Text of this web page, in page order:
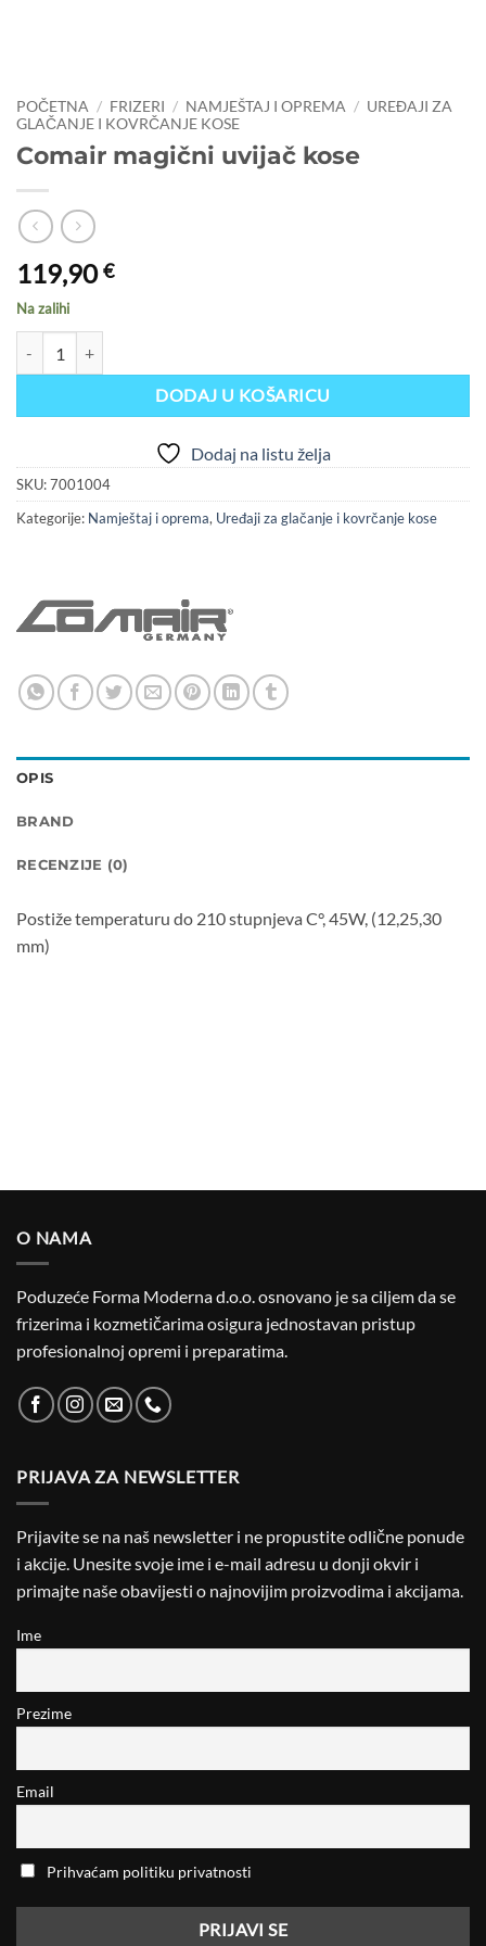
POČETNA / FRIZERI / NAMJEŠTAJ I OPREMA / UREĐAJI ZA
GLAČANJE I KOVRČANJE KOSE
Comair magični uvijač kose
119,90€
Na zalihi
DODAJ U KOŠARICU
Dodaj na listu želja
SKU:7001004
Kategorije: Namještaj i oprema, Uređaji za glačanje i kovrčanje kose
OPIS
BRAND
RECENZIJE (0)
Postiže temperaturu do 210 stupnjeva C°, 45W, (12,25,30
mm)
O NAMA
Poduzeće Forma Moderna d.o.o. osnovano je sa ciljem da se
frizerima i kozmetičarima osigura jednostavan pristup
profesionalnoj opremi i preparatima.
PRIJAVA ZA NEWSLETTER
Prijavite se na naš newsletter i ne propustite odlične ponude
i akcije. Unesite svoje ime i e-mail adresu u donji okvir i
primajte naše obavijesti o najnovijim proizvodima i akcijama.
Ime
Prezime
Email
Prihvaćam politiku privatnosti